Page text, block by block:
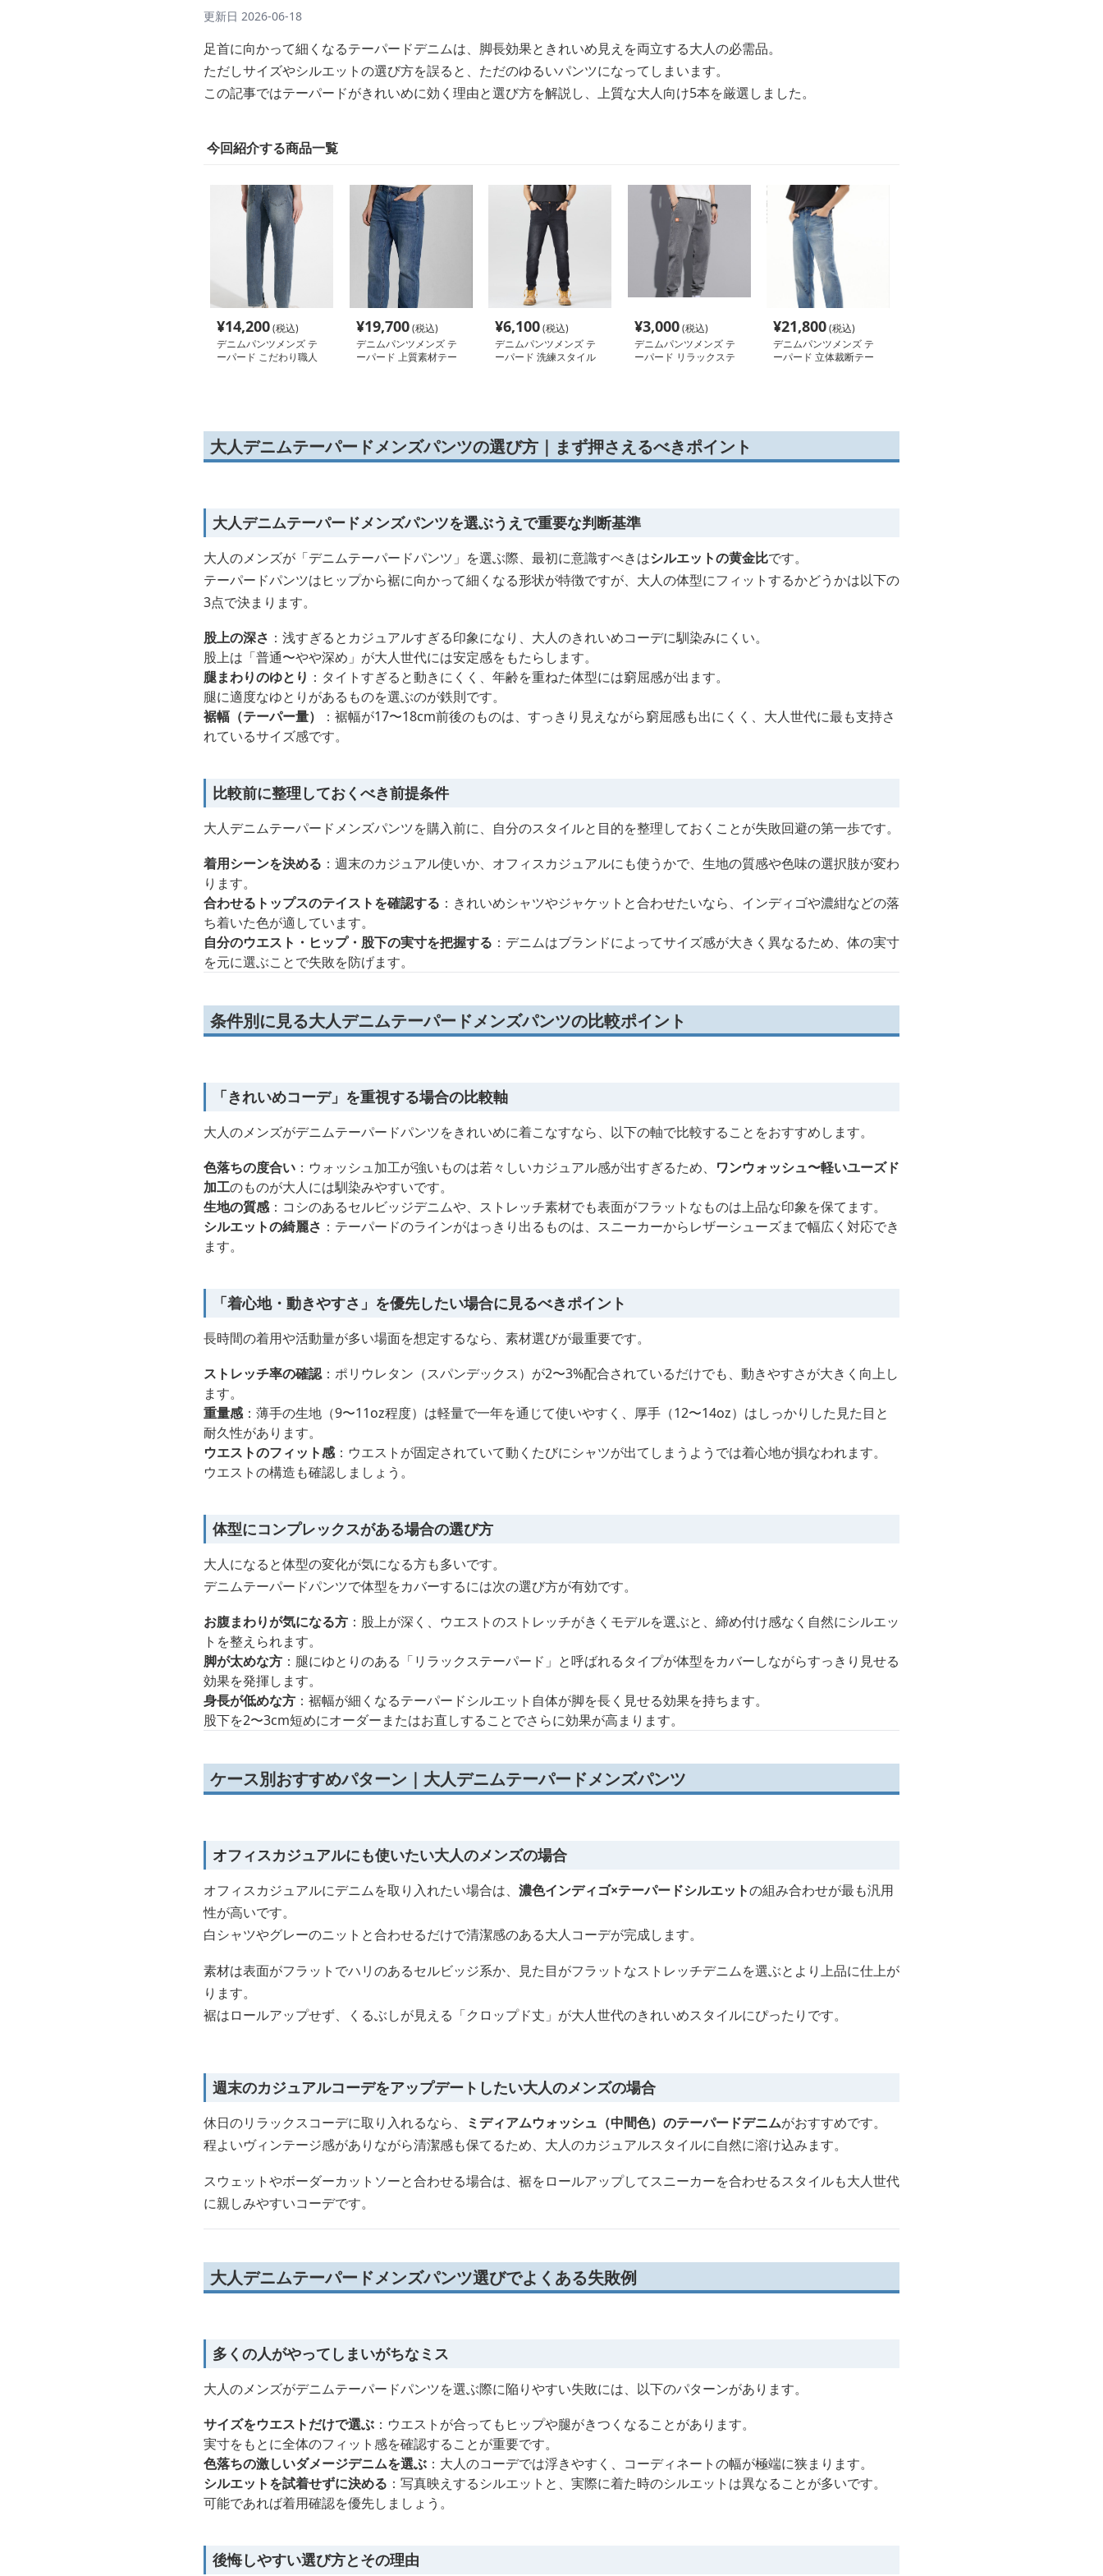
更新日 2026-06-18
足首に向かって細くなるテーパードデニムは、脚長効果ときれいめ見えを両立する大人の必需品。
ただしサイズやシルエットの選び方を誤ると、ただのゆるいパンツになってしまいます。
この記事ではテーパードがきれいめに効く理由と選び方を解説し、上質な大人向け5本を厳選しました。
今回紹介する商品一覧
¥14,200(税込)
デニムパンツメンズ テ
ーパード こだわり職人
¥19,700(税込)
デニムパンツメンズ テ
ーパード 上質素材テー
¥6,100(税込)
デニムパンツメンズ テ
ーパード 洗練スタイル
¥3,000(税込)
デニムパンツメンズ テ
ーパード リラックステ
¥21,800(税込)
デニムパンツメンズ テ
ーパード 立体裁断テー
大人デニムテーパードメンズパンツの選び方｜まず押さえるべきポイント
大人デニムテーパードメンズパンツを選ぶうえで重要な判断基準
大人のメンズが「デニムテーパードパンツ」を選ぶ際、最初に意識すべきはシルエットの黄金比です。
テーパードパンツはヒップから裾に向かって細くなる形状が特徴ですが、大人の体型にフィットするかどうかは以下の
3点で決まります。
股上の深さ ：浅すぎるとカジュアルすぎる印象になり、大人のきれいめコーデに馴染みにくい。
股上は「普通〜やや深め」が大人世代には安定感をもたらします。
腿まわりのゆとり ：タイトすぎると動きにくく、年齢を重ねた体型には窮屈感が出ます。
腿に適度なゆとりがあるものを選ぶのが鉄則です。
裾幅（テーパー量）
：裾幅が17〜18cm前後のものは、すっきり見えながら窮屈感も出にくく、大人世代に最も支持さ
れているサイズ感です。
比較前に整理しておくべき前提条件
大人デニムテーパードメンズパンツを購入前に、自分のスタイルと目的を整理しておくことが失敗回避の第一歩です。
着用シーンを決める ：週末のカジュアル使いか、オフィスカジュアルにも使うかで、生地の質感や色味の選択肢が変わ
ります。
合わせるトップスのテイストを確認する ：きれいめシャツやジャケットと合わせたいなら、インディゴや濃紺などの落
ち着いた色が適しています。
自分のウエスト・ヒップ・股下の実寸を把握する ：デニムはブランドによってサイズ感が大きく異なるため、体の実寸
を元に選ぶことで失敗を防げます。
条件別に見る大人デニムテーパードメンズパンツの比較ポイント
「きれいめコーデ」を重視する場合の比較軸
大人のメンズがデニムテーパードパンツをきれいめに着こなすなら、以下の軸で比較することをおすすめします。
色落ちの度合い ：ウォッシュ加工が強いものは若々しいカジュアル感が出すぎるため、 ワンウォッシュ〜軽いユーズド
加工のものが大人には馴染みやすいです。
生地の質感：コシのあるセルビッジデニムや、ストレッチ素材でも表面がフラットなものは上品な印象を保てます。
シルエットの綺麗さ ：テーパードのラインがはっきり出るものは、スニーカーからレザーシューズまで幅広く対応でき
ます。
「着心地・動きやすさ」を優先したい場合に見るべきポイント
長時間の着用や活動量が多い場面を想定するなら、素材選びが最重要です。
ストレッチ率の確認：ポリウレタン（スパンデックス）が2〜3%配合されているだけでも、動きやすさが大きく向上し
ます。
重量感：薄手の生地（9〜11oz程度）は軽量で一年を通じて使いやすく、厚手（12〜14oz）はしっかりした見た目と
耐久性があります。
ウエストのフィット感：ウエストが固定されていて動くたびにシャツが出てしまうようでは着心地が損なわれます。
ウエストの構造も確認しましょう。
体型にコンプレックスがある場合の選び方
大人になると体型の変化が気になる方も多いです。
デニムテーパードパンツで体型をカバーするには次の選び方が有効です。
お腹まわりが気になる方 ：股上が深く、ウエストのストレッチがきくモデルを選ぶと、締め付け感なく自然にシルエッ
トを整えられます。
脚が太めな方 ：腿にゆとりのある「リラックステーパード」と呼ばれるタイプが体型をカバーしながらすっきり見せる
効果を発揮します。
身長が低めな方 ：裾幅が細くなるテーパードシルエット自体が脚を長く見せる効果を持ちます。
股下を2〜3cm短めにオーダーまたはお直しすることでさらに効果が高まります。
ケース別おすすめパターン｜大人デニムテーパードメンズパンツ
オフィスカジュアルにも使いたい大人のメンズの場合
オフィスカジュアルにデニムを取り入れたい場合は、 濃色インディゴ×テーパードシルエットの組み合わせが最も汎用
性が高いです。
白シャツやグレーのニットと合わせるだけで清潔感のある大人コーデが完成します。
素材は表面がフラットでハリのあるセルビッジ系か、見た目がフラットなストレッチデニムを選ぶとより上品に仕上が
ります。
裾はロールアップせず、くるぶしが見える「クロップド丈」が大人世代のきれいめスタイルにぴったりです。
週末のカジュアルコーデをアップデートしたい大人のメンズの場合
休日のリラックスコーデに取り入れるなら、 ミディアムウォッシュ（中間色）のテーパードデニムがおすすめです。
程よいヴィンテージ感がありながら清潔感も保てるため、大人のカジュアルスタイルに自然に溶け込みます。
スウェットやボーダーカットソーと合わせる場合は、裾をロールアップしてスニーカーを合わせるスタイルも大人世代
に親しみやすいコーデです。
大人デニムテーパードメンズパンツ選びでよくある失敗例
多くの人がやってしまいがちなミス
大人のメンズがデニムテーパードパンツを選ぶ際に陥りやすい失敗には、以下のパターンがあります。
サイズをウエストだけで選ぶ ：ウエストが合ってもヒップや腿がきつくなることがあります。
実寸をもとに全体のフィット感を確認することが重要です。
色落ちの激しいダメージデニムを選ぶ ：大人のコーデでは浮きやすく、コーディネートの幅が極端に狭まります。
シルエットを試着せずに決める ：写真映えするシルエットと、実際に着た時のシルエットは異なることが多いです。
可能であれば着用確認を優先しましょう。
後悔しやすい選び方とその理由